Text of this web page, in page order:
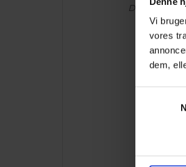
Vi
vores
dem,
Dessert fra a